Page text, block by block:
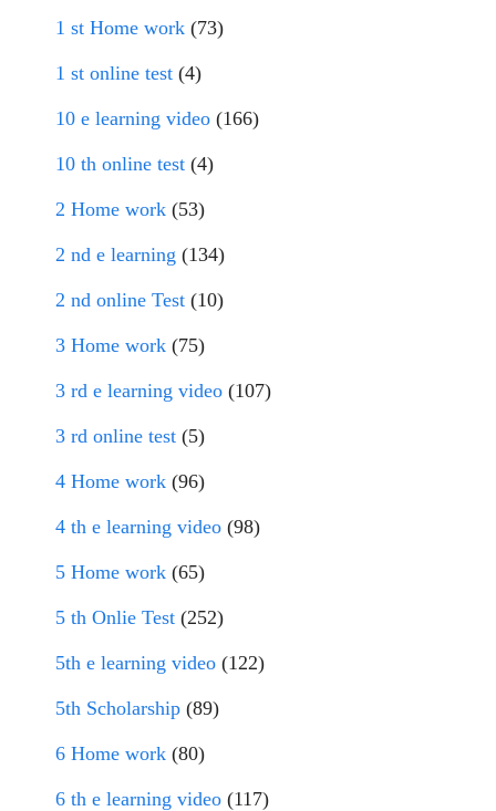
1 st Home work (73)
1 st online test (4)
10 e learning video (166)
10 th online test (4)
2 Home work (53)
2 nd e learning (134)
2 nd online Test (10)
3 Home work (75)
3 rd e learning video (107)
3 rd online test (5)
4 Home work (96)
4 th e learning video (98)
5 Home work (65)
5 th Onlie Test (252)
5th e learning video (122)
5th Scholarship (89)
6 Home work (80)
6 th e learning video (117)